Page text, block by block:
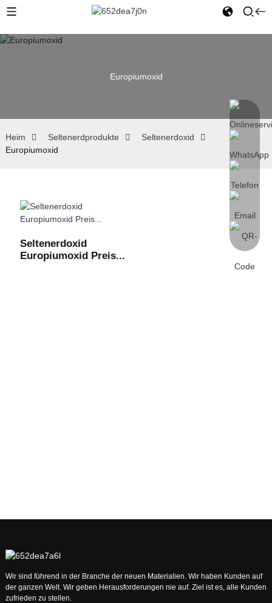
Europiumoxid
Heim Seltenerdprodukte
Seltenerdoxid
Europiumoxid
Seltenerdoxid
Europiumoxid Preis...
Wir sind führend in der Branche der neuen Materialien. Wir haben Kunden auf
der ganzen Welt. Wir geben Herausforderungen nie auf. Ziel ist es, alle Kunden
zufrieden zu stellen.